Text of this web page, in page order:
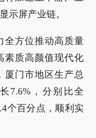
示屏产业链。
全方位推动高质量
素质高颜值现代化
厦门市地区生产总
7.6%，分别比全
个百分点，顺利实